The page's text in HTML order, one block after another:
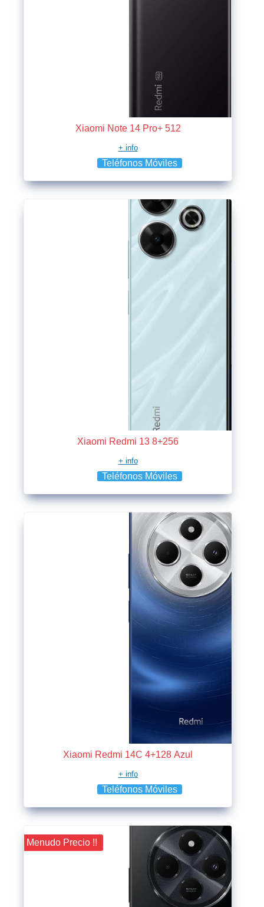
Xiaomi Note 14 Pro+ 512
+ info
Teléfonos Móviles
Xiaomi Redmi 13 8+256
+ info
Teléfonos Móviles
Xiaomi Redmi 14C 4+128 Azul
+ info
Teléfonos Móviles
¡¡ Menudo Precio !!